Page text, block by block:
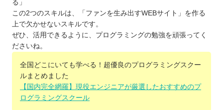
る」
この2つのスキルは、「ファンを生み出すWEBサイト」を作る
上で欠かせないスキルです。
ぜひ、活用できるように、プログラミングの勉強を頑張ってく
ださいね。
全国どこにいても学べる！超優良のプログラミングスクー
ルまとめました
【国内完全網羅】現役エンジニアが厳選したおすすめのプ
ログラミングスクール